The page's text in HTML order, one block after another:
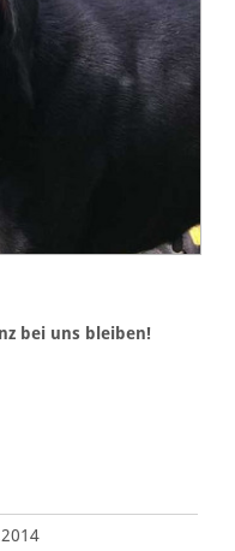
bei uns bleiben!